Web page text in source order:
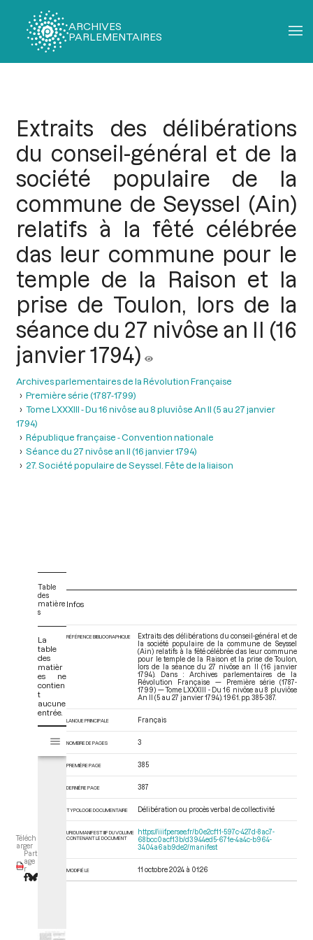
ARCHIVES
PARLEMENTAIRES
Extraits des délibérations
du conseil-général et de la
société populaire de la
commune de Seyssel (Ain)
relatifs à la fêté célébrée
das leur commune pour le
temple de la Raison et la
prise de Toulon, lors de la
séance du 27 nivôse an II (16
janvier 1794)
Archives parlementaires de la Révolution Française
Première série (1787-1799)
Tome LXXXIII - Du 16 nivôse au 8 pluviôse An II (5 au 27 janvier
1794)
République française - Convention nationale
Séance du 27 nivôse an II (16 janvier 1794)
27. Société populaire de Seyssel. Fête de la liaison
Téléch
arger
Part
age
r
Table
des
matière
s
La
table
des
matièr
es ne
contien
t
aucune
entrée.
s
M
d
Tome LXXXIII - Du 16 nivôse au 8 pluviôse An II (5 au 27 janvier 1794)
Infos
RÉFÉRENCE BIBLIOGRAPHIQUE
Extraits des délibérations du conseil-général et de
la société populaire de la commune de Seyssel
(Ain) relatifs à la fêté célébrée das leur commune
pour le temple de la Raison et la prise de Toulon,
lors de la séance du 27 nivôse an II (16 janvier
1794). Dans : Archives parlementaires de la
Révolution Française — Première série (1787-
1799) — Tome LXXXIII - Du 16 nivôse au 8 pluviôse
An II (5 au 27 janvier 1794) . 1961. pp. 385-387.
LANGUE PRINCIPALE Français
NOMBRE DE PAGES 3
PREMIÈRE PAGE 385
DERNIÈRE PAGE 387
TYPOLOGIE DOCUMENTAIRE Délibération ou procès verbal de collectivité
URI DU MANIFEST IIIF DU VOLUME
CONTENANT LE DOCUMENT
https://iiif.persee.fr/b0e2cf11-597c-427d-8ac7-
68bcc0acf13b/d3944ed5-671e-4a4c-b964-
3404a6ab9de2/manifest
MODIFIÉ LE 11 octobre 2024 à 01:26